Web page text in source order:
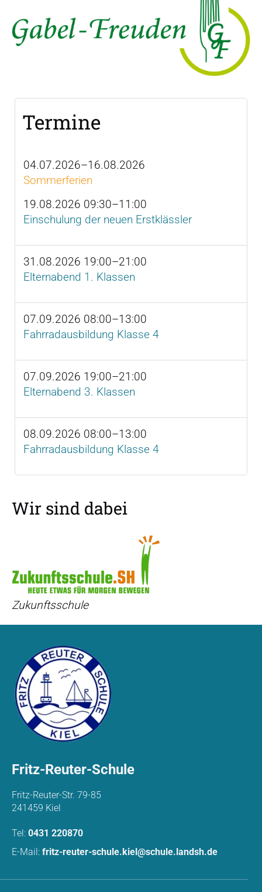
Termine
04.07.2026–16.08.2026
Sommerferien
19.08.2026 09:30–11:00
Einschulung der neuen Erstklässler
31.08.2026 19:00–21:00
Elternabend 1. Klassen
07.09.2026 08:00–13:00
Fahrradausbildung Klasse 4
07.09.2026 19:00–21:00
Elternabend 3. Klassen
08.09.2026 08:00–13:00
Fahrradausbildung Klasse 4
Wir sind dabei
Zukunftsschule
Fritz-Reuter-Schule
Fritz-Reuter-Str. 79-85
241459 Kiel
Tel: 0431 220870
E-Mail: fritz-reuter-schule.kiel@schule.landsh.de